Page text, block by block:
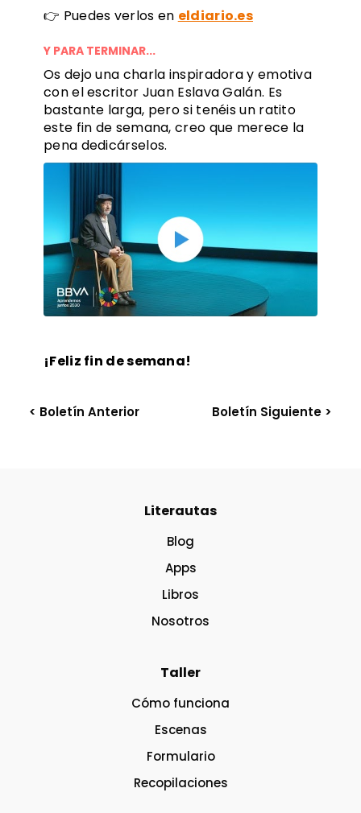
👉 Puedes verlos en eldiario.es
Y PARA TERMINAR...
Os dejo una charla inspiradora y emotiva
con el escritor Juan Eslava Galán. Es
bastante larga, pero si tenéis un ratito
este fin de semana, creo que merece la
pena dedicárselos.
¡Feliz fin de semana!
< Boletín Anterior Boletín Siguiente >
Literautas
Blog
Apps
Libros
Nosotros
Taller
Cómo funciona
Escenas
Formulario
Recopilaciones